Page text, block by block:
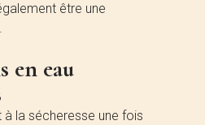
être une
en eau
à la sécheresse une fois